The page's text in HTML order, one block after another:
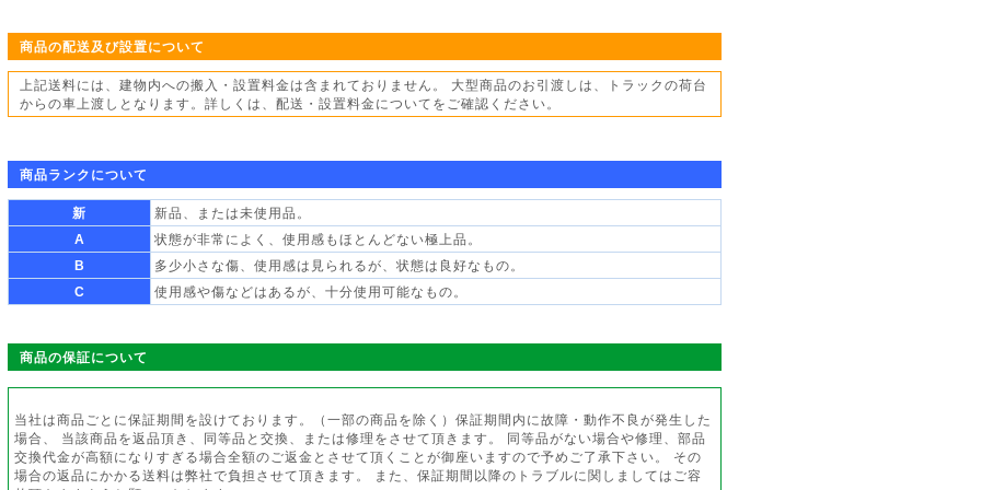
商品の配送及び設置について
上記送料には、建物内への搬入・設置料金は含まれておりません。 大型商品のお引渡しは、トラックの荷台
からの車上渡しとなります。詳しくは、配送・設置料金についてをご確認ください。
商品ランクについて
新
新品、または未使用品。
A
状態が非常によく、使用感もほとんどない極上品。
B
多少小さな傷、使用感は見られるが、状態は良好なもの。
C
使用感や傷などはあるが、十分使用可能なもの。
商品の保証について
当社は商品ごとに保証期間を設けております。（一部の商品を除く）保証期間内に故障・動作不良が発生した
場合、 当該商品を返品頂き、同等品と交換、または修理をさせて頂きます。 同等品がない場合や修理、部品
交換代金が高額になりすぎる場合全額のご返金とさせて頂くことが御座いますので予めご了承下さい。 その
場合の返品にかかる送料は弊社で負担させて頂きます。 また、保証期間以降のトラブルに関しましてはご容